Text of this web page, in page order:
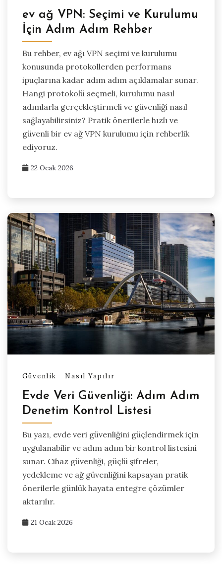
ev ağ VPN: Seçimi ve Kurulumu
İçin Adım Adım Rehber
Bu rehber, ev ağı VPN seçimi ve kurulumu
konusunda protokollerden performans
ipuçlarına kadar adım adım açıklamalar sunar.
Hangi protokolü seçmeli, kurulumu nasıl
adımlarla gerçekleştirmeli ve güvenliği nasıl
sağlayabilirsiniz? Pratik önerilerle hızlı ve
güvenli bir ev ağ VPN kurulumu için rehberlik
ediyoruz.
22 Ocak 2026
Güvenlik Nasıl Yapılır
Evde Veri Güvenliği: Adım Adım
Denetim Kontrol Listesi
Bu yazı, evde veri güvenliğini güçlendirmek için
uygulanabilir ve adım adım bir kontrol listesini
sunar. Cihaz güvenliği, güçlü şifreler,
yedekleme ve ağ güvenliğini kapsayan pratik
önerilerle günlük hayata entegre çözümler
aktarılır.
21 Ocak 2026